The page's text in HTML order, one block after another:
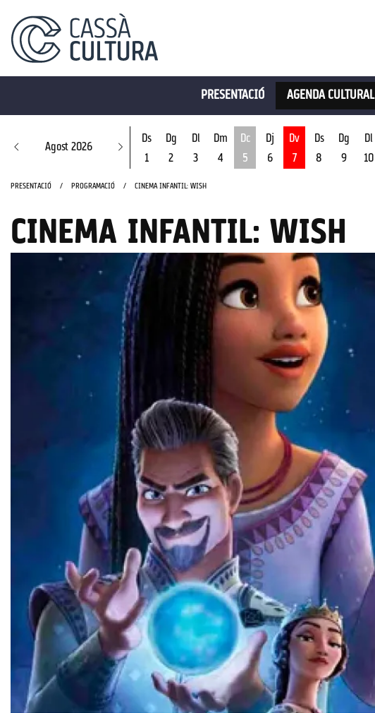
PRESENTACIÓ AGENDA CULTURAL
Agost 2026
Ds
1
Dg
2
Dl
3
Dm
4
Dc
5
Dj
6
Dv
7
Ds
8
Dg
9
Dl
10
PRESENTACIÓ PROGRAMACIÓ CINEMA INFANTIL: WISH
CINEMA INFANTIL: WISH